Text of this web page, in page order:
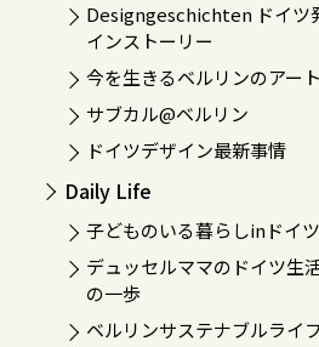
Designgeschichten ドイツ
インストーリー
今を生きるベルリンのアート
サブカル@ベルリン
ドイツデザイン最新事情
Daily Life
子どものいる暮らしinドイツ
デュッセルママのドイツ生
の一歩
ベルリンサステナブルライフ